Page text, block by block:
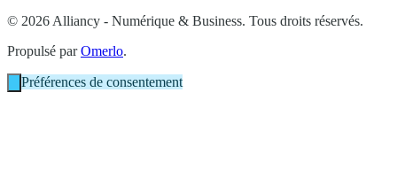
© 2026 Alliancy - Numérique & Business. Tous droits réservés.
Propulsé parOmerlo.
Préférences de consentement